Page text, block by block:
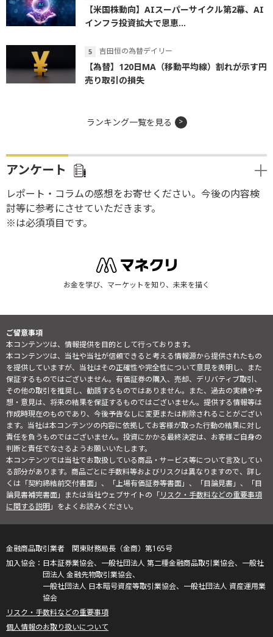
【米国株動向】AIスーパーサイクル第2幕、AI
インフラ投資拡大で恩恵...
吉田恒の為替デイリー
【為替】120日MA（移動平均線）割れが示す円
売り取引の損失
ランキング一覧を見る
アンケート
レポート・コラムの感想をお寄せください。今後の内容検
討等に参考にさせていただきます。
※は必須項目です。
お金を学び、マーケットを知り、未来を描く
ご留意事項
本コンテンツは、情報提供を目的として行っております。
本コンテンツは、当社や当社が信頼できると考える情報源から提供されたもの
を提供していますが、当社はその正確性や完全性について意見を表明し、また
保証するものではございません。有価証券の購入、売却、デリバティブ取引、
その他の取引を推奨し、勧誘するものではありません。また、過去の実績や予
想・意見は、将来の結果を保証するものではございません。提供する情報等は
作成時現在のものであり、今後予告なしに変更または削除されることがござい
ます。当社は本コンテンツの内容に依拠してお客様が取った行動の結果に対し
責任を負うものではございません。投資にかかる最終決定は、お客様ご自身の
判断と責任でなさるようお願いいたします。
本コンテンツでは当社でお取扱している商品・サービス等について言及してい
る部分があります。商品ごとに手数料等およびリスクは異なりますので、詳し
くは「契約締結前交付書面」、「上場有価証券等書面」、「目論見書」、「目
論見書補完書面」または当社ウェブサイトの「リスク・手数料などの重要事項
に関する説明」をよくお読みください。
金融商品取引業者 関東財務局長（金商）第165号
日本証券業協会、一般社団法人 第二種金融商品取引業協会、一般社
団法人 金融先物取引業協会、
一般社団法人 日本暗号資産等取引業協会、一般社団法人 資産運用業
協会
リスク・手数料などの重要事項
個人情報のお取り扱いについて